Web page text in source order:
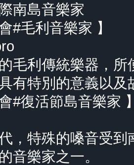
南島音樂家
#毛利音樂家 】
毛利傳統樂器，
有特別的意義以及
#復活節島音樂家
，特殊的嗓⾳受
音樂家之一。